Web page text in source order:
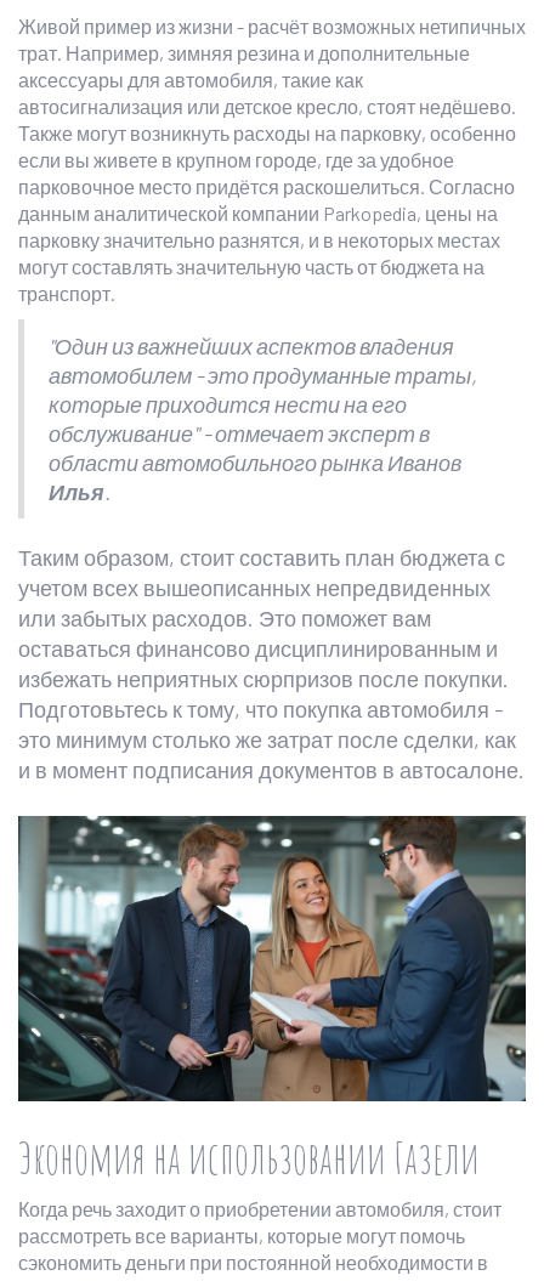
Живой пример из жизни - расчёт возможных нетипичных
трат. Например, зимняя резина и дополнительные
аксессуары для автомобиля, такие как
автосигнализация или детское кресло, стоят недёшево.
Также могут возникнуть расходы на парковку, особенно
если вы живете в крупном городе, где за удобное
парковочное место придётся раскошелиться. Согласно
данным аналитической компании Parkopedia, цены на
парковку значительно разнятся, и в некоторых местах
могут составлять значительную часть от бюджета на
транспорт.
"Один из важнейших аспектов владения
автомобилем - это продуманные траты,
которые приходится нести на его
обслуживание" - отмечает эксперт в
области автомобильного рынка Иванов
Илья.
Таким образом, стоит составить план бюджета с
учетом всех вышеописанных непредвиденных
или забытых расходов. Это поможет вам
оставаться финансово дисциплинированным и
избежать неприятных сюрпризов после покупки.
Подготовьтесь к тому, что покупка автомобиля -
это минимум столько же затрат после сделки, как
и в момент подписания документов в автосалоне.
Экономия на использовании Газели
Когда речь заходит о приобретении автомобиля, стоит
рассмотреть все варианты, которые могут помочь
сэкономить деньги при постоянной необходимости в